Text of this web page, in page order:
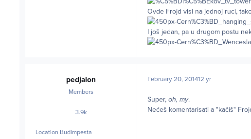
Ovde Frojd visi na jednoj ruci,
I još jedan, pa u drugom postu
pedjalon
Members
3.9kposts
Location Budimpesta
February 20, 201412 yr
Super, oh, my.
Nećeš komentarisati a "kačiš"